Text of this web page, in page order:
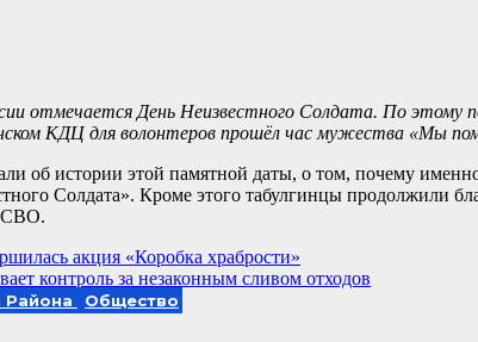
отмечается День Неизвестного Солдата. По этому
КДЦ для волонтеров прошёл час мужества «Мы
об истории этой памятной даты, о том, почему
Солдата». Кроме этого табулгинцы продолжили
СВО.
акция «Коробка храбрости»
контроль за незаконным сливом отходов
Района Общество